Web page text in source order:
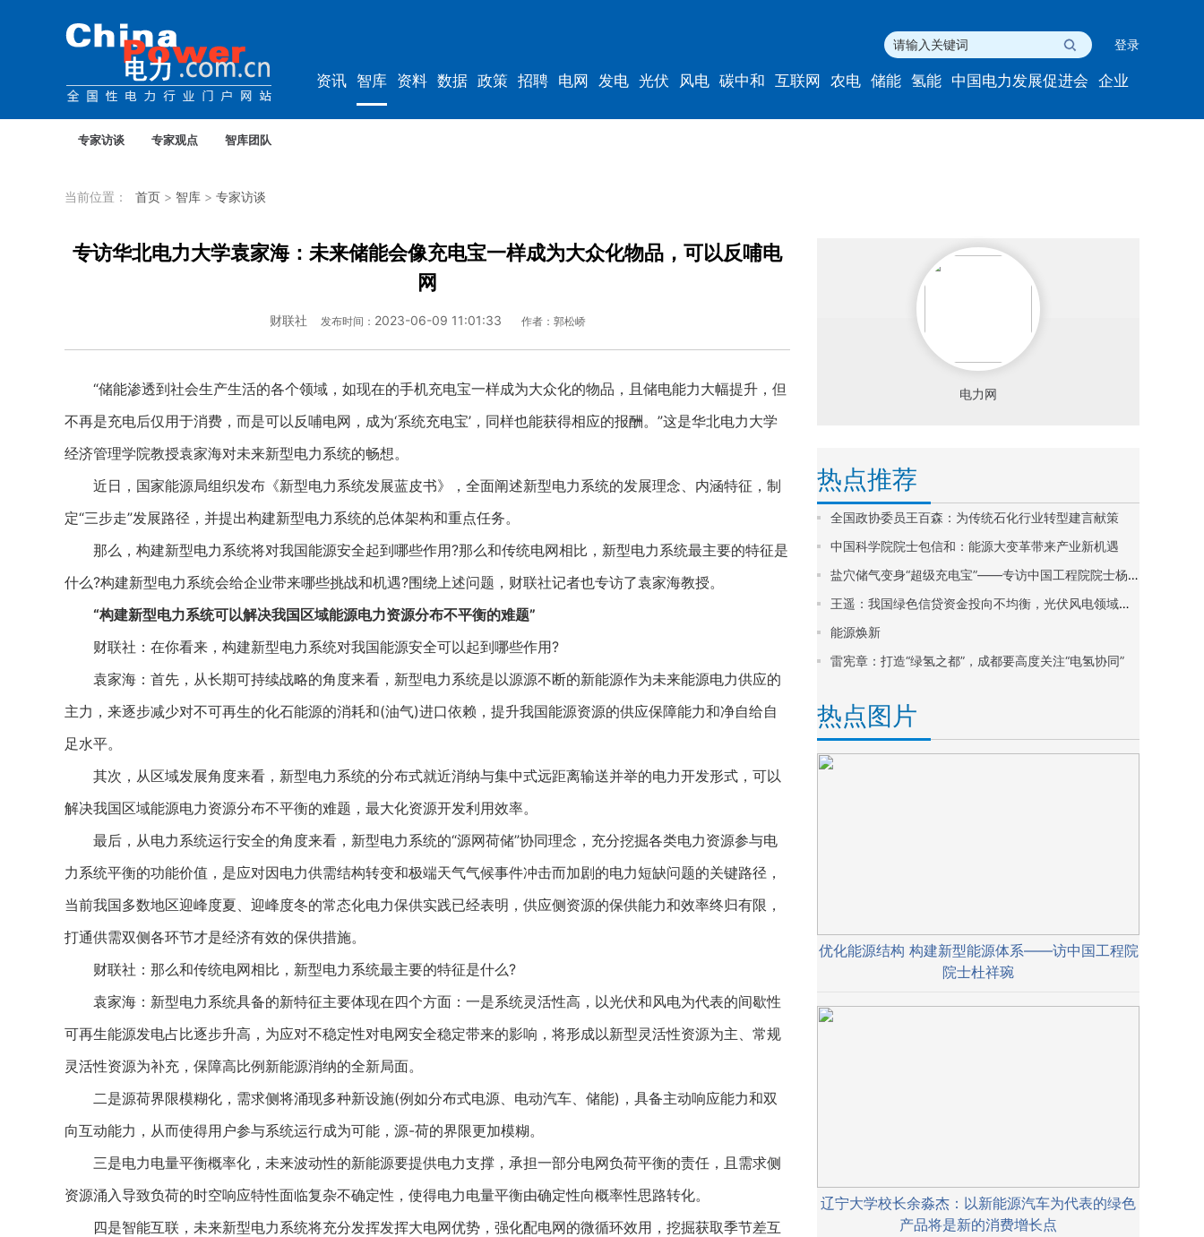
登录
资讯 智库 资料 数据 政策 招聘 电网 发电 光伏 风电 碳中和 互联网 农电 储能 氢能 中国电力发展促进会 企业
专家访谈 专家观点 智库团队
当前位置： 首页 > 智库 > 专家访谈
专访华北电力大学袁家海：未来储能会像充电宝一样成为大众化物品，可以反哺电
网
财联社 发布时间： 2023-06-09 11:01:33 作者：郭松峤
“储能渗透到社会生产生活的各个领域，如现在的手机充电宝一样成为大众化的物品，且储电能力大幅提升，但
不再是充电后仅用于消费，而是可以反哺电网，成为‘系统充电宝’，同样也能获得相应的报酬。”这是华北电力大学
经济管理学院教授袁家海对未来新型电力系统的畅想。
近日，国家能源局组织发布《新型电力系统发展蓝皮书》，全面阐述新型电力系统的发展理念、内涵特征，制
定“三步走”发展路径，并提出构建新型电力系统的总体架构和重点任务。
那么，构建新型电力系统将对我国能源安全起到哪些作用?那么和传统电网相比，新型电力系统最主要的特征是
什么?构建新型电力系统会给企业带来哪些挑战和机遇?围绕上述问题，财联社记者也专访了袁家海教授。
“构建新型电力系统可以解决我国区域能源电力资源分布不平衡的难题”
财联社：在你看来，构建新型电力系统对我国能源安全可以起到哪些作用?
袁家海：首先，从长期可持续战略的角度来看，新型电力系统是以源源不断的新能源作为未来能源电力供应的
主力，来逐步减少对不可再生的化石能源的消耗和(油气)进口依赖，提升我国能源资源的供应保障能力和净自给自
足水平。
其次，从区域发展角度来看，新型电力系统的分布式就近消纳与集中式远距离输送并举的电力开发形式，可以
解决我国区域能源电力资源分布不平衡的难题，最大化资源开发利用效率。
最后，从电力系统运行安全的角度来看，新型电力系统的“源网荷储”协同理念，充分挖掘各类电力资源参与电
力系统平衡的功能价值，是应对因电力供需结构转变和极端天气气候事件冲击而加剧的电力短缺问题的关键路径，
当前我国多数地区迎峰度夏、迎峰度冬的常态化电力保供实践已经表明，供应侧资源的保供能力和效率终归有限，
打通供需双侧各环节才是经济有效的保供措施。
财联社：那么和传统电网相比，新型电力系统最主要的特征是什么?
袁家海：新型电力系统具备的新特征主要体现在四个方面：一是系统灵活性高，以光伏和风电为代表的间歇性
可再生能源发电占比逐步升高，为应对不稳定性对电网安全稳定带来的影响，将形成以新型灵活性资源为主、常规
灵活性资源为补充，保障高比例新能源消纳的全新局面。
二是源荷界限模糊化，需求侧将涌现多种新设施(例如分布式电源、电动汽车、储能)，具备主动响应能力和双
向互动能力，从而使得用户参与系统运行成为可能，源-荷的界限更加模糊。
三是电力电量平衡概率化，未来波动性的新能源要提供电力支撑，承担一部分电网负荷平衡的责任，且需求侧
资源涌入导致负荷的时空响应特性面临复杂不确定性，使得电力电量平衡由确定性向概率性思路转化。
四是智能互联，未来新型电力系统将充分发挥发挥大电网优势，强化配电网的微循环效用，挖掘获取季节差互
电力网
热点推荐
全国政协委员王百森：为传统石化行业转型建言献策
中国科学院院士包信和：能源大变革带来产业新机遇
盐穴储气变身“超级充电宝”——专访中国工程院院士杨春和
王遥：我国绿色信贷资金投向不均衡，光伏风电领域竞争过激
能源焕新
雷宪章：打造“绿氢之都”，成都要高度关注“电氢协同”
热点图片
优化能源结构 构建新型能源体系——访中国工程院
院士杜祥琬
辽宁大学校长余淼杰：以新能源汽车为代表的绿色
产品将是新的消费增长点